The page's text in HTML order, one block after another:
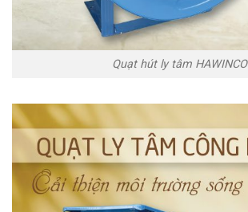
Quạt hút ly tâm HAWINCO